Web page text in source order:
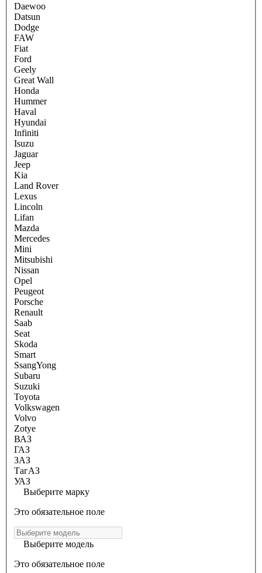
Daewoo
Datsun
Dodge
FAW
Fiat
Ford
Geely
Great Wall
Honda
Hummer
Haval
Hyundai
Infiniti
Isuzu
Jaguar
Jeep
Kia
Land Rover
Lexus
Lincoln
Lifan
Mazda
Mercedes
Mini
Mitsubishi
Nissan
Opel
Peugeot
Porsche
Renault
Saab
Seat
Skoda
Smart
SsangYong
Subaru
Suzuki
Toyota
Volkswagen
Volvo
Zotye
ВАЗ
ГАЗ
ЗАЗ
ТагАЗ
УАЗ
Выберите марку
Это обязательное поле
Выберите модель
Это обязательное поле